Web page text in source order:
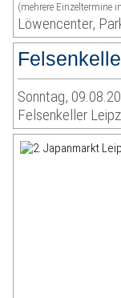
(mehrere Einzeltermine
Löwencenter,
Sonntag,
Felsenkeller